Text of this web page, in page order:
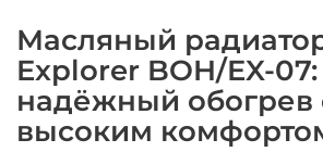
Масляный
Explorer BOH/EX-07:
надёжный обогрев
высоким